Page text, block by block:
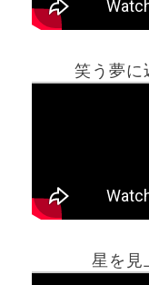
笑う夢に
星を見